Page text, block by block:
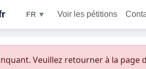
FR ▼ Voir les pétitions
Veuillez retourner à la page